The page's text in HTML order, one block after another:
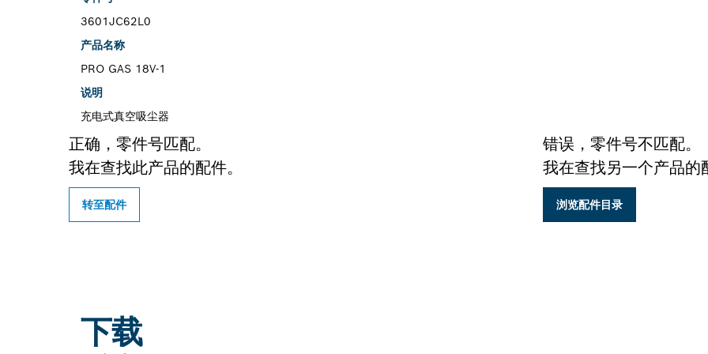
3601JC62L0
产品名称
PRO GAS 18V-1
说明
充电式真空吸尘器
正确，零件号匹配。
我在查找此产品的配件。
转至配件
错误，零件号不匹配。
我在查找另一个产品的
浏览配件目录
下载